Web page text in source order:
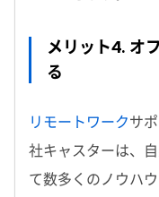
メリット4. オ
る
リモートワークサ
社キャスターは、
て数多くのノウハ